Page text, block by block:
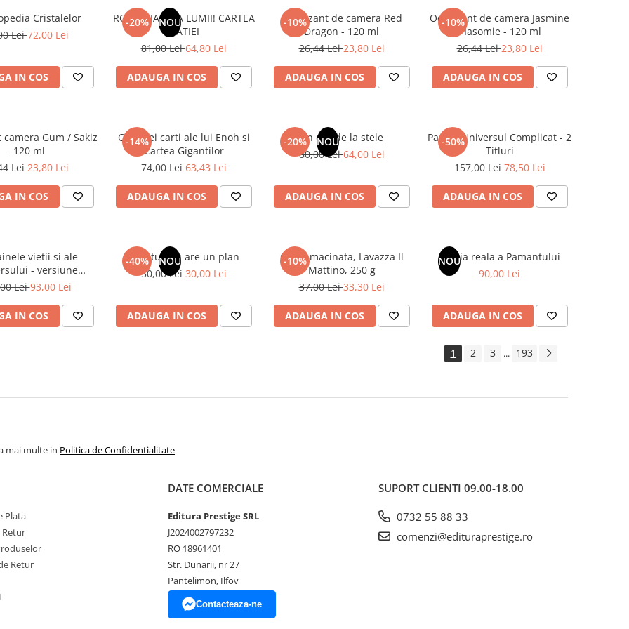
Cristalelor
Lei72,00 Lei
IN COS
-20% NOU
ROMANIA, AXA LUMII! CARTEA
NATIEI
81,00 Lei64,80 Lei
ADAUGA IN COS
-10%
Odorizant de camera Red
Dragon - 120 ml
26,44 Lei23,80 Lei
ADAUGA IN COS
-10%
Odorizant de camera Jasmine
/ Iasomie - 120 ml
26,44 Lei23,80 Lei
ADAUGA IN COS
Gum / Sakiz
- 120 ml
Lei23,80 Lei
IN COS
-14%
Cele trei carti ale lui Enoh si
Cartea Gigantilor
74,00 Lei63,43 Lei
ADAUGA IN COS
-20% NOU
Un dar de la stele
80,00 Lei64,00 Lei
ADAUGA IN COS
-50%
Pachet Universul Complicat - 2
Titluri
157,00 Lei78,50 Lei
ADAUGA IN COS
vietii si ale
- versiune
1939. Volumele I-
Lei93,00 Lei
IN COS
-40% NOU
Sufletul tau are un plan
50,00 Lei30,00 Lei
ADAUGA IN COS
-10%
Cafea macinata, Lavazza Il
Mattino, 250 g
37,00 Lei33,30 Lei
ADAUGA IN COS
NOU
Istoria reala a Pamantului
90,00 Lei
ADAUGA IN COS
1 2 3 ... 193
mai multe in Politica de Confidentialitate
Plata
Retur
Retur
DATE COMERCIALE
Editura Prestige SRL
J2024002797232
RO 18961401
Str. Dunarii, nr 27
Pantelimon, Ilfov
Contacteaza-ne
SUPORT CLIENTI 09.00-18.00
0732 55 88 33
comenzi@edituraprestige.ro